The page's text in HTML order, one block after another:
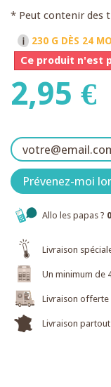
* Peut contenir des
230 G DÈS 24
Ce produit n'est
2,95 €
Prévenez-moi
Allo les papas ?
Livraison
Un minimum de
Livraison offerte
Livraison